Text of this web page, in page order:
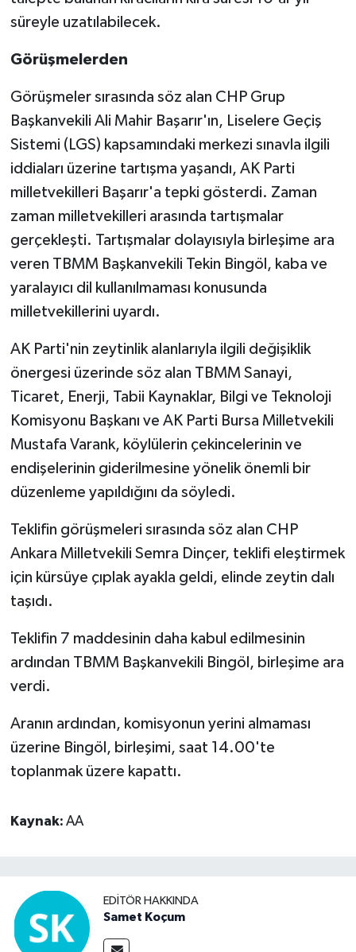
süreyle uzatılabilecek.
Görüşmelerden
Görüşmeler sırasında söz alan CHP Grup
Başkanvekili Ali Mahir Başarır'ın, Liselere Geçiş
Sistemi (LGS) kapsamındaki merkezi sınavla ilgili
iddiaları üzerine tartışma yaşandı, AK Parti
milletvekilleri Başarır'a tepki gösterdi. Zaman
zaman milletvekilleri arasında tartışmalar
gerçekleşti. Tartışmalar dolayısıyla birleşime ara
veren TBMM Başkanvekili Tekin Bingöl, kaba ve
yaralayıcı dil kullanılmaması konusunda
milletvekillerini uyardı.
AK Parti'nin zeytinlik alanlarıyla ilgili değişiklik
önergesi üzerinde söz alan TBMM Sanayi,
Ticaret, Enerji, Tabii Kaynaklar, Bilgi ve Teknoloji
Komisyonu Başkanı ve AK Parti Bursa Milletvekili
Mustafa Varank, köylülerin çekincelerinin ve
endişelerinin giderilmesine yönelik önemli bir
düzenleme yapıldığını da söyledi.
Teklifin görüşmeleri sırasında söz alan CHP
Ankara Milletvekili Semra Dinçer, teklifi eleştirmek
için kürsüye çıplak ayakla geldi, elinde zeytin dalı
taşıdı.
Teklifin 7 maddesinin daha kabul edilmesinin
ardından TBMM Başkanvekili Bingöl, birleşime ara
verdi.
Aranın ardından, komisyonun yerini almaması
üzerine Bingöl, birleşimi, saat 14.00'te
toplanmak üzere kapattı.
Kaynak: AA
EDITÖR HAKKINDA
Samet Koçum